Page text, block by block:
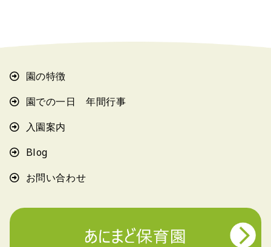
園の特徴
園での一日 年間行事
入園案内
Blog
お問い合わせ